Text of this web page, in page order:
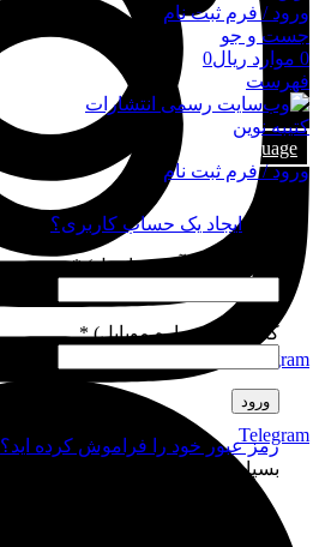
Telegram
Telegram
ورود / فرم ثبت نام
جست و جو
0 موارد ریال0
فهرست
Language
ورود / فرم ثبت نام
ورودایجاد یک حساب کاربری؟
نام کاربری (آدرس ایمیل)*
گذرواژه (شماره موبایل)*
ورود
رمز عبور خود را فراموش کرده اید؟
بسپار